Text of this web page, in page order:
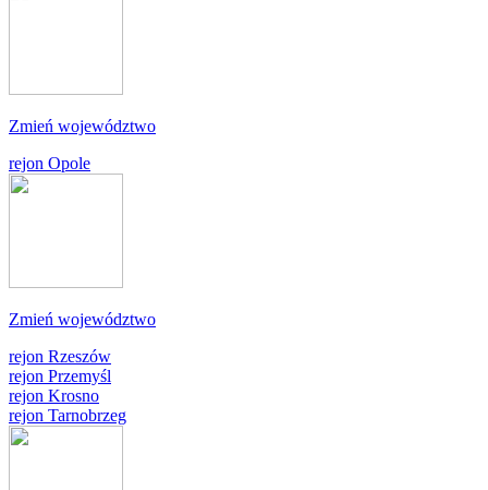
Zmień województwo
rejon Opole
Zmień województwo
rejon Rzeszów
rejon Przemyśl
rejon Krosno
rejon Tarnobrzeg